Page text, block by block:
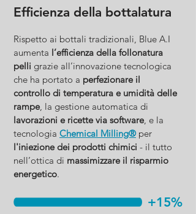
Efficienza della bottalatura
Rispetto ai bottali tradizionali, Blue A.I
aumenta l’efficienza della follonatura
pelli grazie all’innovazione tecnologica
che ha portato a perfezionare il
controllo di temperatura e umidità delle
rampe, la gestione automatica di
lavorazioni e ricette via software, e la
tecnologia Chemical Milling®per
l'iniezione dei prodotti chimici - il tutto
nell’ottica di massimizzare il risparmio
energetico.
+15%